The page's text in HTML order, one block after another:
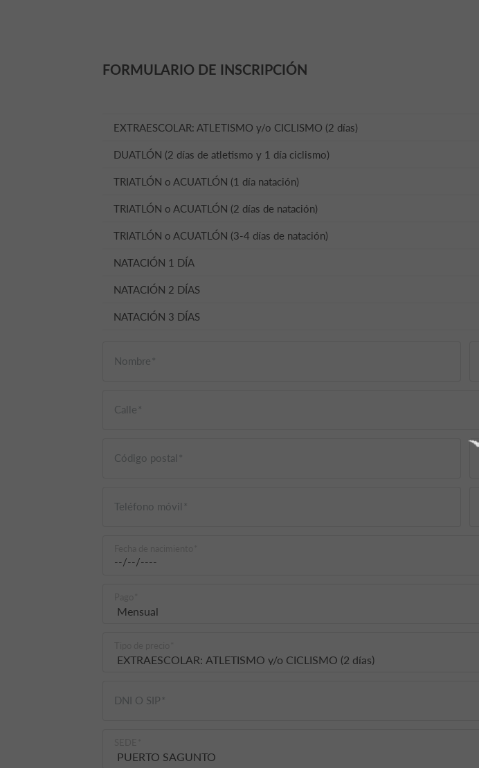
FORMULARIO DE INSCRIPCIÓN
EXTRAESCOLAR: ATLETISMO y/o CICLISMO (2 días)
DUATLÓN (2 días de atletismo y 1 día ciclismo)
TRIATLÓN o ACUATLÓN (1 día natación)
TRIATLÓN o ACUATLÓN (2 días de natación)
TRIATLÓN o ACUATLÓN (3-4 días de natación)
NATACIÓN 1 DÍA
NATACIÓN 2 DÍAS
NATACIÓN 3 DÍAS
Nombre
Calle
Código postal
Teléfono móvil
DNI O SIP